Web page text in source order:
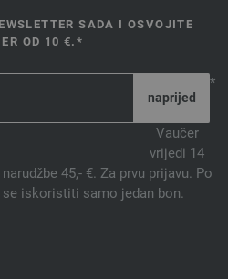
SADA I OSVOJITE
OD 10 €.*
*
Vaučer
vrijedi 14
45,- €. Za prvu prijavu. Po
se iskoristiti samo jedan bon.